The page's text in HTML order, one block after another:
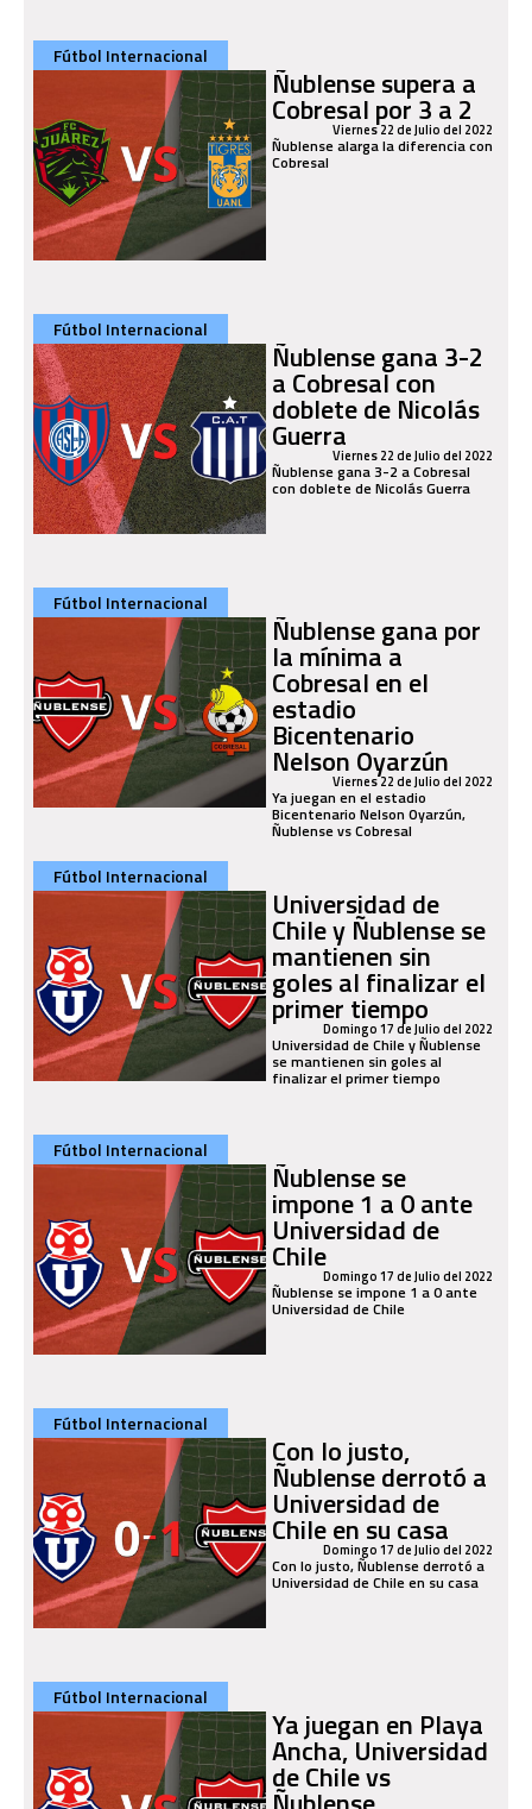
Fútbol Internacional
Ñublense supera a
Cobresal por 3 a 2
Viernes 22 de Julio del 2022
Ñublense alarga la diferencia con
Cobresal
Fútbol Internacional
Ñublense gana 3-2
a Cobresal con
doblete de Nicolás
GuerraViernes 22 de Julio del 2022
Ñublense gana 3-2 a Cobresal
con doblete de Nicolás Guerra
Fútbol Internacional
Ñublense gana por
la mínima a
Cobresal en el
estadio
Bicentenario
Nelson Oyarzún
Viernes 22 de Julio del 2022
Ya juegan en el estadio
Bicentenario Nelson Oyarzún,
Ñublense vs Cobresal
Fútbol Internacional
Universidad de
Chile y Ñublense se
mantienen sin
goles al finalizar el
primer tiempo
Domingo 17 de Julio del 2022
Universidad de Chile y Ñublense
se mantienen sin goles al
finalizar el primer tiempo
Fútbol Internacional
Ñublense se
impone 1 a 0 ante
Universidad de
ChileDomingo 17 de Julio del 2022
Ñublense se impone 1 a 0 ante
Universidad de Chile
Fútbol Internacional
Con lo justo,
Ñublense derrotó a
Universidad de
Chile en su casa
Domingo 17 de Julio del 2022
Con lo justo, Ñublense derrotó a
Universidad de Chile en su casa
Fútbol Internacional
Ya juegan en Playa
Ancha, Universidad
de Chile vs